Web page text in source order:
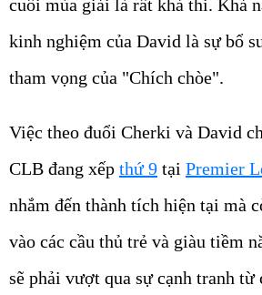
cuối mùa giải là rất khả thi. Khả
kinh nghiệm của David là sự bổ
tham vọng của "Chích chòe".
Việc theo đuổi Cherki và David
CLB đang xếp thứ 9 tại Premier
nhắm đến thành tích hiện tại mà
vào các cầu thủ trẻ và giàu tiềm
sẽ phải vượt qua sự cạnh tranh từ